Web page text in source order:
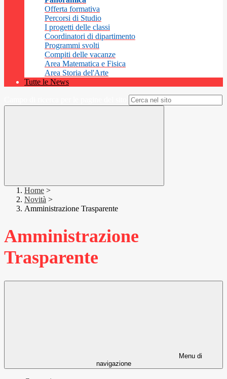
Offerta formativa
Percorsi di Studio
I progetti delle classi
Coordinatori di dipartimento
Programmi svolti
Compiti delle vacanze
Area Matematica e Fisica
Area Storia del'Arte
Tutte le News
Home >
Novità >
Amministrazione Trasparente
Amministrazione
Trasparente
Menu di
navigazione